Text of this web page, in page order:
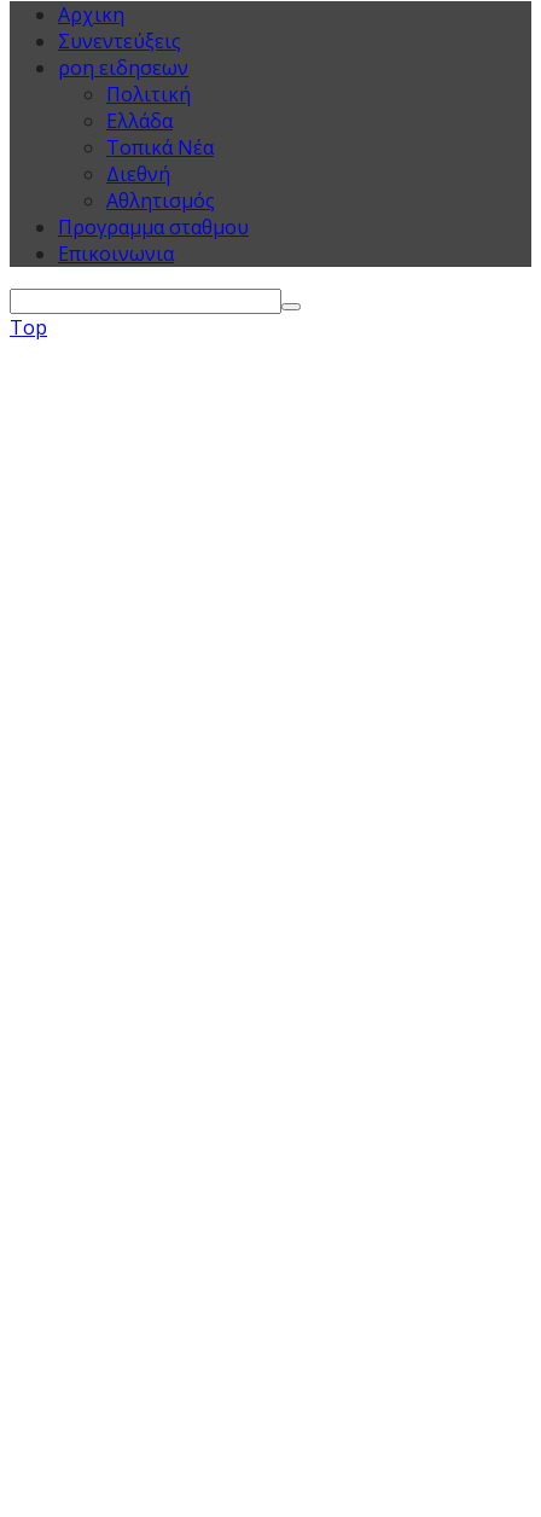
Αρχικη
Συνεντεύξεις
ροη ειδησεων
Πολιτική
Ελλάδα
Τοπικά Νέα
Διεθνή
Αθλητισμός
Προγραμμα σταθμου
Επικοινωνια
Top